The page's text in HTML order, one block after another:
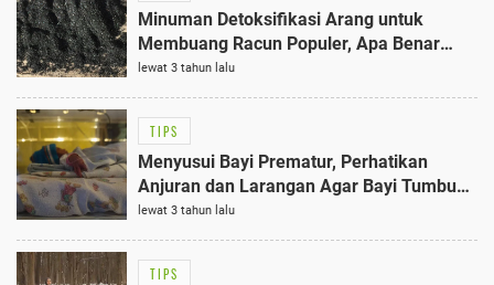
Minuman Detoksifikasi Arang untuk
Membuang Racun Populer, Apa Benar
Bisa Menyehatkan Tubuh?
lewat 3 tahun lalu
TIPS
Menyusui Bayi Prematur, Perhatikan
Anjuran dan Larangan Agar Bayi Tumbuh
Sehat
lewat 3 tahun lalu
TIPS